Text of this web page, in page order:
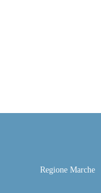
Regione Marche